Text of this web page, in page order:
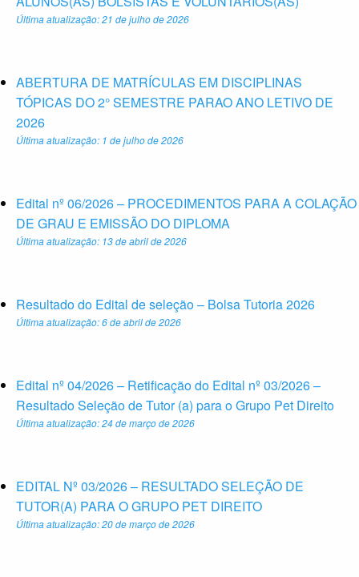
Última atualização: 21 de julho de 2026
ABERTURA DE MATRÍCULAS EM DISCIPLINAS
TÓPICAS DO 2° SEMESTRE PARAO ANO LETIVO DE
2026
Última atualização: 1 de julho de 2026
Edital nº 06/2026 – PROCEDIMENTOS PARA A COLAÇÃO
DE GRAU E EMISSÃO DO DIPLOMA
Última atualização: 13 de abril de 2026
Resultado do Edital de seleção – Bolsa Tutoria 2026
Última atualização: 6 de abril de 2026
Edital nº 04/2026 – Retificação do Edital nº 03/2026 –
Resultado Seleção de Tutor (a) para o Grupo Pet Direito
Última atualização: 24 de março de 2026
EDITAL Nº 03/2026 – RESULTADO SELEÇÃO DE
TUTOR(A) PARA O GRUPO PET DIREITO
Última atualização: 20 de março de 2026